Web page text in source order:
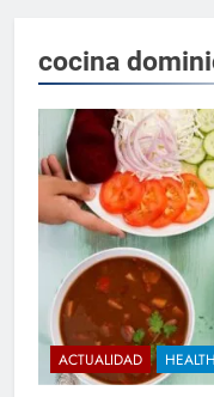
cocina
ACTUALIDAD HEALTH